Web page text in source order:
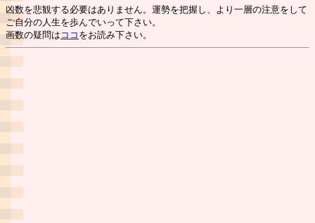
凶数を悲観する必要はありません。運勢を把握し、より一層の注意をして
ご自分の人生を歩んでいって下さい。
画数の疑問は ココ をお読み下さい。